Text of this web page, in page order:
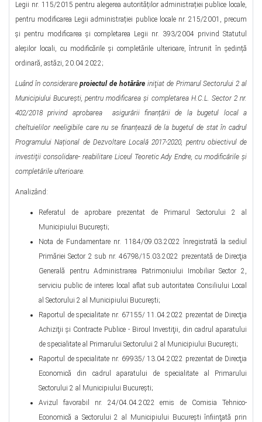
Legii nr. 115/2015 pentru alegerea autorităților administrației publice locale,
pentru modificarea Legii administrației publice locale nr. 215/2001, precum
și pentru modificarea şi completarea Legii nr. 393/2004 privind Statutul
aleșilor locali, cu modificările şi completările ulterioare, întrunit în ședință
ordinară, astăzi, 20.04.2022;
Luând în considerareproiectul de hotărâre iniţiat de Primarul Sectorului 2 al
Municipiului Bucureşti, pentru modificarea și completarea H.C.L. Sector 2 nr.
402/2018 privind aprobarea asigurării finanțării de la bugetul local a
cheltuielilor neeligibile care nu se finanțează de la bugetul de stat în cadrul
Programului Național de Dezvoltare Locală 2017-2020, pentru obiectivul de
investiţii consolidare- reabilitare Liceul Teoretic Ady Endre, cu modificările şi
completările ulterioare.
Analizând:
Referatul de aprobare prezentat de Primarul Sectorului 2 al
Municipiului Bucureşti;
Nota de Fundamentare nr. 1184/09.03.2022 înregistrată la sediul
Primăriei Sector 2 sub nr. 46798/15.03.2022 prezentată de Direcţia
Generală pentru Administrarea Patrimoniului Imobiliar Sector 2,
serviciu public de interes local aflat sub autoritatea Consiliului Local
al Sectorului 2 al Municipiului Bucureşti;
Raportul de specialitate nr. 67155/ 11.04.2022 prezentat de Direcţia
Achiziţii şi Contracte Publice - Biroul Investiţii, din cadrul aparatului
de specialitate al Primarului Sectorului 2 al Municipiului Bucureşti;
Raportul de specialitate nr. 69935/ 13.04.2022 prezentat de Direcţia
Economică din cadrul aparatului de specialitate al Primarului
Sectorului 2 al Municipiului Bucureşti;
Avizul favorabil nr. 24/04.04.2022 emis de Comisia Tehnico-
Economică a Sectorului 2 al Municipiului Bucureşti înfiinţată prin